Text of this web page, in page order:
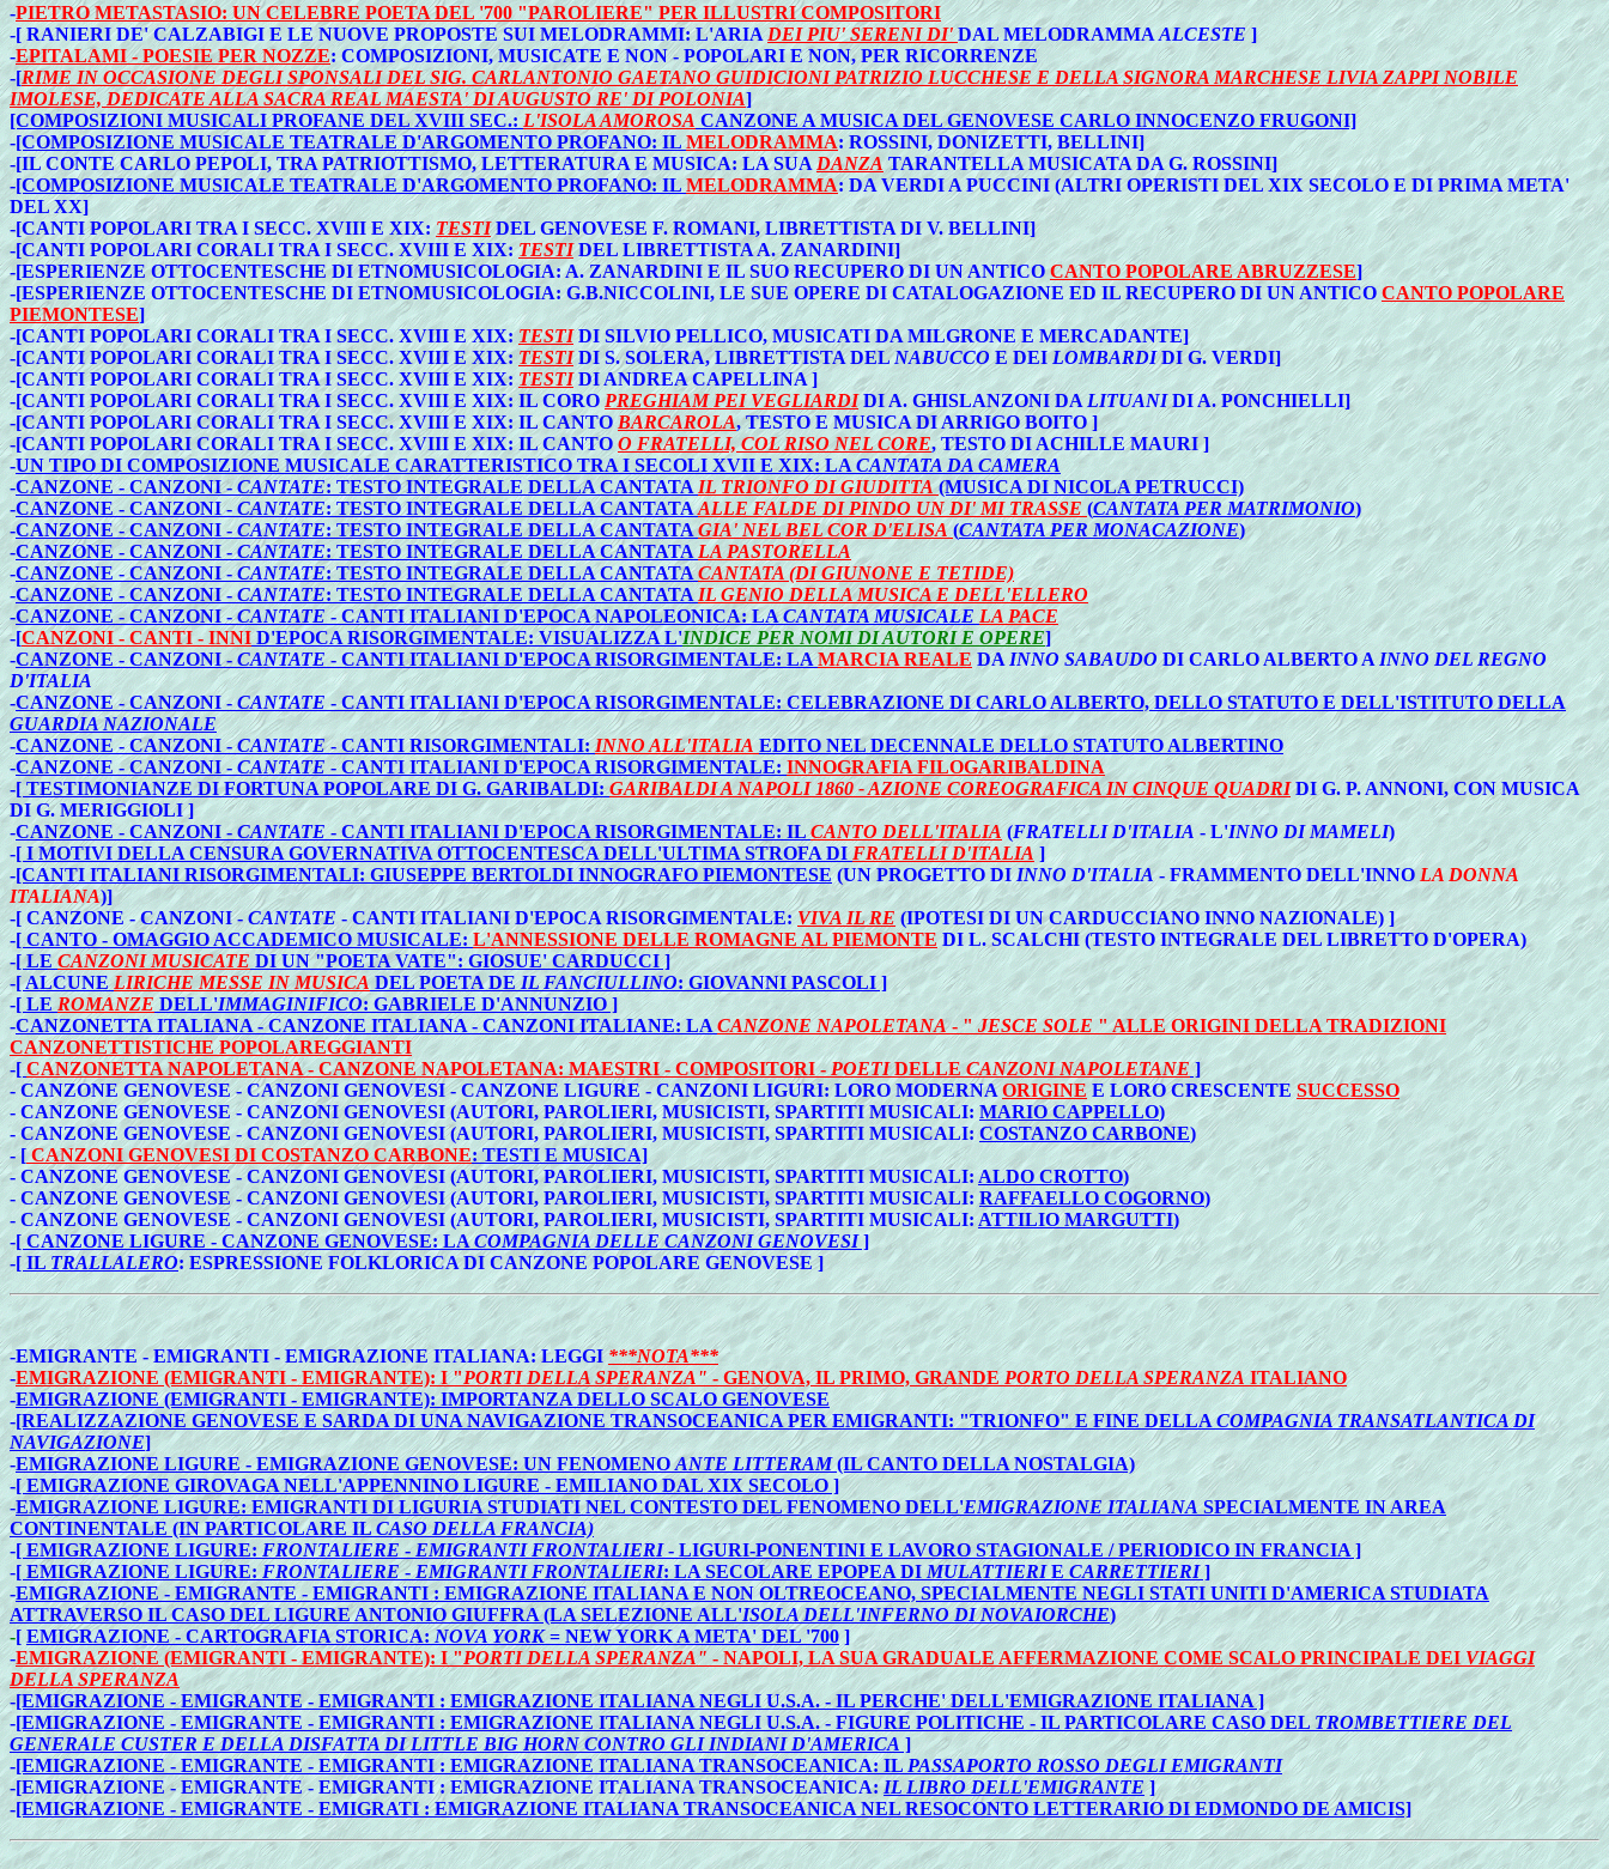
-PIETRO METASTASIO: UN CELEBRE POETA DEL '700 "PAROLIERE" PER ILLUSTRI COMPOSITORI
-[ RANIERI DE' CALZABIGI E LE NUOVE PROPOSTE SUI MELODRAMMI: L'ARIADEI PIU' SERENI DI'DAL MELODRAMMA ALCESTE]
-EPITALAMI - POESIE PER NOZZE: COMPOSIZIONI, MUSICATE E NON - POPOLARI E NON, PER RICORRENZE
-[RIME IN OCCASIONE DEGLI SPONSALI DEL SIG. CARLANTONIO GAETANO GUIDICIONI PATRIZIO LUCCHESE E DELLA SIGNORA MARCHESE LIVIA ZAPPI NOBILE
IMOLESE, DEDICATE ALLA SACRA REAL MAESTA' DI AUGUSTO RE' DI POLONIA]
[COMPOSIZIONI MUSICALI PROFANE DEL XVIII SEC.: L'ISOLA AMOROSA CANZONE A MUSICA DEL GENOVESE CARLO INNOCENZO FRUGONI]
-[COMPOSIZIONE MUSICALE TEATRALE D'ARGOMENTO PROFANO: ILMELODRAMMA: ROSSINI, DONIZETTI, BELLINI]
-[IL CONTE CARLO PEPOLI, TRA PATRIOTTISMO, LETTERATURA E MUSICA: LA SUA DANZATARANTELLA MUSICATA DA G. ROSSINI]
-[COMPOSIZIONE MUSICALE TEATRALE D'ARGOMENTO PROFANO: ILMELODRAMMA: DA VERDI A PUCCINI (ALTRI OPERISTI DEL XIX SECOLO E DI PRIMA META'
DEL XX]
-[CANTI POPOLARI TRA I SECC. XVIII E XIX:TESTIDEL GENOVESE F. ROMANI, LIBRETTISTA DI V. BELLINI]
-[CANTI POPOLARI CORALI TRA I SECC. XVIII E XIX:TESTIDEL LIBRETTISTA A. ZANARDINI]
-[ESPERIENZE OTTOCENTESCHE DI ETNOMUSICOLOGIA: A. ZANARDINI E IL SUO RECUPERO DI UN ANTICOCANTO POPOLARE ABRUZZESE]
-[ESPERIENZE OTTOCENTESCHE DI ETNOMUSICOLOGIA: G.B.NICCOLINI, LE SUE OPERE DI CATALOGAZIONE ED IL RECUPERO DI UN ANTICO CANTO POPOLARE
PIEMONTESE]
-[CANTI POPOLARI CORALI TRA I SECC. XVIII E XIX:TESTIDI SILVIO PELLICO, MUSICATI DA MILGRONE E MERCADANTE]
-[CANTI POPOLARI CORALI TRA I SECC. XVIII E XIX:TESTIDI S. SOLERA, LIBRETTISTA DELNABUCCO E DEILOMBARDIDI G. VERDI]
-[CANTI POPOLARI CORALI TRA I SECC. XVIII E XIX: TESTIDI ANDREA CAPELLINA ]
-[CANTI POPOLARI CORALI TRA I SECC. XVIII E XIX: IL CORO PREGHIAM PEI VEGLIARDIDI A. GHISLANZONI DALITUANIDI A. PONCHIELLI]
-[CANTI POPOLARI CORALI TRA I SECC. XVIII E XIX: IL CANTO BARCAROLA, TESTO E MUSICA DI ARRIGO BOITO ]
-[CANTI POPOLARI CORALI TRA I SECC. XVIII E XIX: IL CANTO O FRATELLI, COL RISO NEL CORE, TESTO DI ACHILLE MAURI ]
-UN TIPO DI COMPOSIZIONE MUSICALE CARATTERISTICO TRA I SECOLI XVII E XIX: LA CANTATA DA CAMERA
-CANZONE - CANZONI -CANTATE: TESTO INTEGRALE DELLA CANTATA IL TRIONFO DI GIUDITTA (MUSICA DI NICOLA PETRUCCI)
-CANZONE - CANZONI -CANTATE: TESTO INTEGRALE DELLA CANTATAALLE FALDE DI PINDO UN DI' MI TRASSE (CANTATA PER MATRIMONIO)
-CANZONE - CANZONI -CANTATE: TESTO INTEGRALE DELLA CANTATAGIA' NEL BEL COR D'ELISA (CANTATA PER MONACAZIONE)
-CANZONE - CANZONI -CANTATE: TESTO INTEGRALE DELLA CANTATA LA PASTORELLA
-CANZONE - CANZONI -CANTATE: TESTO INTEGRALE DELLA CANTATACANTATA (DI GIUNONE E TETIDE)
-CANZONE - CANZONI -CANTATE: TESTO INTEGRALE DELLA CANTATAIL GENIO DELLA MUSICA E DELL'ELLERO
-CANZONE - CANZONI -CANTATE - CANTI ITALIANI D'EPOCA NAPOLEONICA: LACANTATA MUSICALE LA PACE
-[CANZONI - CANTI - INNID'EPOCA RISORGIMENTALE: VISUALIZZA L'INDICE PER NOMI DI AUTORI E OPERE]
-CANZONE - CANZONI - CANTATE - CANTI ITALIANI D'EPOCA RISORGIMENTALE: LAMARCIA REALEDA INNO SABAUDODI CARLO ALBERTO A INNO DEL REGNO
D'ITALIA
-CANZONE - CANZONI -CANTATE- CANTI ITALIANI D'EPOCA RISORGIMENTALE: CELEBRAZIONE DI CARLO ALBERTO, DELLO STATUTO E DELL'ISTITUTO DELLA
GUARDIA NAZIONALE
-CANZONE - CANZONI -CANTATE- CANTI RISORGIMENTALI:INNO ALL'ITALIA EDITO NEL DECENNALE DELLO STATUTO ALBERTINO
-CANZONE - CANZONI - CANTATE - CANTI ITALIANI D'EPOCA RISORGIMENTALE: INNOGRAFIA FILOGARIBALDINA
-[ TESTIMONIANZE DI FORTUNA POPOLARE DI G. GARIBALDI:GARIBALDI A NAPOLI 1860 - AZIONE COREOGRAFICA IN CINQUE QUADRIDI G. P. ANNONI, CON MUSICA
DI G. MERIGGIOLI ]
-CANZONE - CANZONI -CANTATE- CANTI ITALIANI D'EPOCA RISORGIMENTALE: ILCANTO DELL'ITALIA(FRATELLI D'ITALIA - L'INNO DI MAMELI)
-[ I MOTIVI DELLA CENSURA GOVERNATIVA OTTOCENTESCA DELL'ULTIMA STROFA DIFRATELLI D'ITALIA]
-[CANTI ITALIANI RISORGIMENTALI: GIUSEPPE BERTOLDI INNOGRAFO PIEMONTESE(UN PROGETTO DIINNO D'ITALIA- FRAMMENTO DELL'INNO LA DONNA
ITALIANA)]
-[ CANZONE - CANZONI -CANTATE - CANTI ITALIANI D'EPOCA RISORGIMENTALE:VIVA IL RE (IPOTESI DI UN CARDUCCIANO INNO NAZIONALE) ]
-[ CANTO - OMAGGIO ACCADEMICO MUSICALE: L'ANNESSIONE DELLE ROMAGNE AL PIEMONTE DI L. SCALCHI (TESTO INTEGRALE DEL LIBRETTO D'OPERA)
-[ LE CANZONI MUSICATE DI UN "POETA VATE": GIOSUE' CARDUCCI ]
-[ ALCUNELIRICHE MESSE IN MUSICADEL POETA DEIL FANCIULLINO: GIOVANNI PASCOLI ]
-[ LE ROMANZEDELL'IMMAGINIFICO: GABRIELE D'ANNUNZIO ]
-CANZONETTA ITALIANA - CANZONE ITALIANA - CANZONI ITALIANE: LA CANZONE NAPOLETANA- "JESCE SOLE " ALLE ORIGINI DELLA TRADIZIONI
CANZONETTISTICHE POPOLAREGGIANTI
-[CANZONETTA NAPOLETANA - CANZONE NAPOLETANA: MAESTRI - COMPOSITORI -POETIDELLECANZONI NAPOLETANE]
- CANZONE GENOVESE - CANZONI GENOVESI - CANZONE LIGURE - CANZONI LIGURI: LORO MODERNAORIGINE E LORO CRESCENTESUCCESSO
- CANZONE GENOVESE - CANZONI GENOVESI (AUTORI, PAROLIERI, MUSICISTI, SPARTITI MUSICALI: MARIO CAPPELLO)
- CANZONE GENOVESE - CANZONI GENOVESI (AUTORI, PAROLIERI, MUSICISTI, SPARTITI MUSICALI: COSTANZO CARBONE)
-[CANZONI GENOVESI DI COSTANZO CARBONE: TESTI E MUSICA]
- CANZONE GENOVESE - CANZONI GENOVESI (AUTORI, PAROLIERI, MUSICISTI, SPARTITI MUSICALI:ALDO CROTTO)
- CANZONE GENOVESE - CANZONI GENOVESI (AUTORI, PAROLIERI, MUSICISTI, SPARTITI MUSICALI: RAFFAELLO COGORNO)
- CANZONE GENOVESE - CANZONI GENOVESI (AUTORI, PAROLIERI, MUSICISTI, SPARTITI MUSICALI:ATTILIO MARGUTTI)
-[ CANZONE LIGURE - CANZONE GENOVESE: LACOMPAGNIA DELLE CANZONI GENOVESI]
-[ ILTRALLALERO: ESPRESSIONE FOLKLORICA DI CANZONE POPOLARE GENOVESE ]
-EMIGRANTE - EMIGRANTI - EMIGRAZIONE ITALIANA: LEGGI***NOTA***
-EMIGRAZIONE (EMIGRANTI - EMIGRANTE): I "PORTI DELLA SPERANZA" - GENOVA, IL PRIMO, GRANDEPORTO DELLA SPERANZA ITALIANO
-EMIGRAZIONE (EMIGRANTI - EMIGRANTE): IMPORTANZA DELLO SCALO GENOVESE
-[REALIZZAZIONE GENOVESE E SARDA DI UNA NAVIGAZIONE TRANSOCEANICA PER EMIGRANTI: "TRIONFO" E FINE DELLACOMPAGNIA TRANSATLANTICA DI
NAVIGAZIONE]
-EMIGRAZIONE LIGURE - EMIGRAZIONE GENOVESE: UN FENOMENOANTE LITTERAM(IL CANTO DELLA NOSTALGIA)
-[ EMIGRAZIONE GIROVAGA NELL'APPENNINO LIGURE - EMILIANO DAL XIX SECOLO ]
-EMIGRAZIONE LIGURE: EMIGRANTI DI LIGURIA STUDIATI NEL CONTESTO DEL FENOMENO DELL'EMIGRAZIONE ITALIANASPECIALMENTE IN AREA
CONTINENTALE (IN PARTICOLARE IL CASO DELLA FRANCIA)
-[ EMIGRAZIONE LIGURE: FRONTALIERE -EMIGRANTI FRONTALIERI- LIGURI-PONENTINI E LAVORO STAGIONALE / PERIODICO IN FRANCIA ]
-[ EMIGRAZIONE LIGURE:FRONTALIERE-EMIGRANTI FRONTALIERI: LA SECOLARE EPOPEA DI MULATTIERIE CARRETTIERI]
-EMIGRAZIONE - EMIGRANTE - EMIGRANTI : EMIGRAZIONE ITALIANA E NON OLTREOCEANO, SPECIALMENTE NEGLI STATI UNITI D'AMERICA STUDIATA
ATTRAVERSO IL CASO DEL LIGURE ANTONIO GIUFFRA (LA SELEZIONE ALL'ISOLA DELL'INFERNO DI NOVAIORCHE)
-[ EMIGRAZIONE - CARTOGRAFIA STORICA:NOVA YORK= NEW YORK A META' DEL '700 ]
-EMIGRAZIONE (EMIGRANTI - EMIGRANTE): I "PORTI DELLA SPERANZA" - NAPOLI, LA SUA GRADUALE AFFERMAZIONE COME SCALO PRINCIPALE DEIVIAGGI
DELLA SPERANZA
-[EMIGRAZIONE - EMIGRANTE - EMIGRANTI : EMIGRAZIONE ITALIANA NEGLI U.S.A. - IL PERCHE' DELL'EMIGRAZIONE ITALIANA ]
-[EMIGRAZIONE - EMIGRANTE - EMIGRANTI : EMIGRAZIONE ITALIANA NEGLI U.S.A. - FIGURE POLITICHE - IL PARTICOLARE CASO DEL TROMBETTIERE DEL
GENERALE CUSTER E DELLA DISFATTA DI LITTLE BIG HORN CONTRO GLI INDIANI D'AMERICA ]
-[EMIGRAZIONE - EMIGRANTE - EMIGRANTI : EMIGRAZIONE ITALIANA TRANSOCEANICA: IL PASSAPORTO ROSSO DEGLI EMIGRANTI
-[EMIGRAZIONE - EMIGRANTE - EMIGRANTI : EMIGRAZIONE ITALIANA TRANSOCEANICA:IL LIBRO DELL'EMIGRANTE]
-[EMIGRAZIONE - EMIGRANTE - EMIGRATI : EMIGRAZIONE ITALIANA TRANSOCEANICA NEL RESOCONTO LETTERARIO DI EDMONDO DE AMICIS]